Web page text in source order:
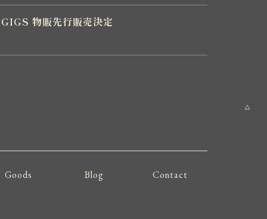
物販先行販売決定
Goods Blog Contact